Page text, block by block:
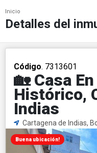
Inicio
Detalles del
Código. 7313601
🏡 Casa
Histórico,
Indias
Cartagena de Indias,
Buena ubicación!